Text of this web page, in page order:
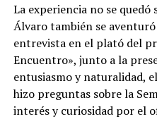
La experiencia no se
Álvaro también se
entrevista en el plató del
Encuentro», junto a la
entusiasmo y naturalidad,
hizo preguntas sobre la
interés y curiosidad por el